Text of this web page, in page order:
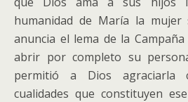
humanidad de María la mujer
anuncia el lema de la
abrir por completo su
permitió a Dios agraciarla
cualidades que constituyen